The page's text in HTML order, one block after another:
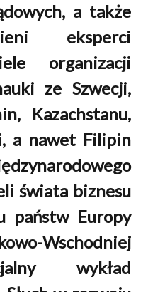
a także
eksperci
organizacji
ze Szwecji,
Kazachstanu,
a nawet Filipin
świata biznesu
państw Europy
Wschodniej
wykład